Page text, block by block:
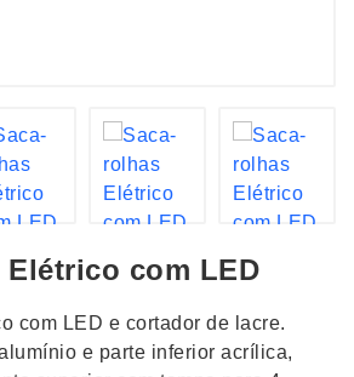
Elétrico com LED
com LED e cortador de lacre.
e parte inferior acrílica,